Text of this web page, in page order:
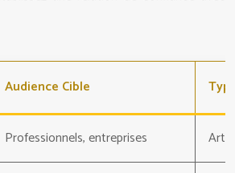
Audience Cible
Professionnels, entreprises